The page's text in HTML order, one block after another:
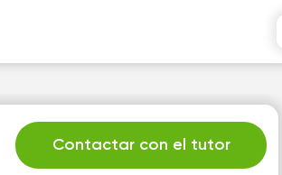
Contactar con el tutor